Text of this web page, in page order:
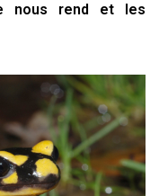
nous rend et les